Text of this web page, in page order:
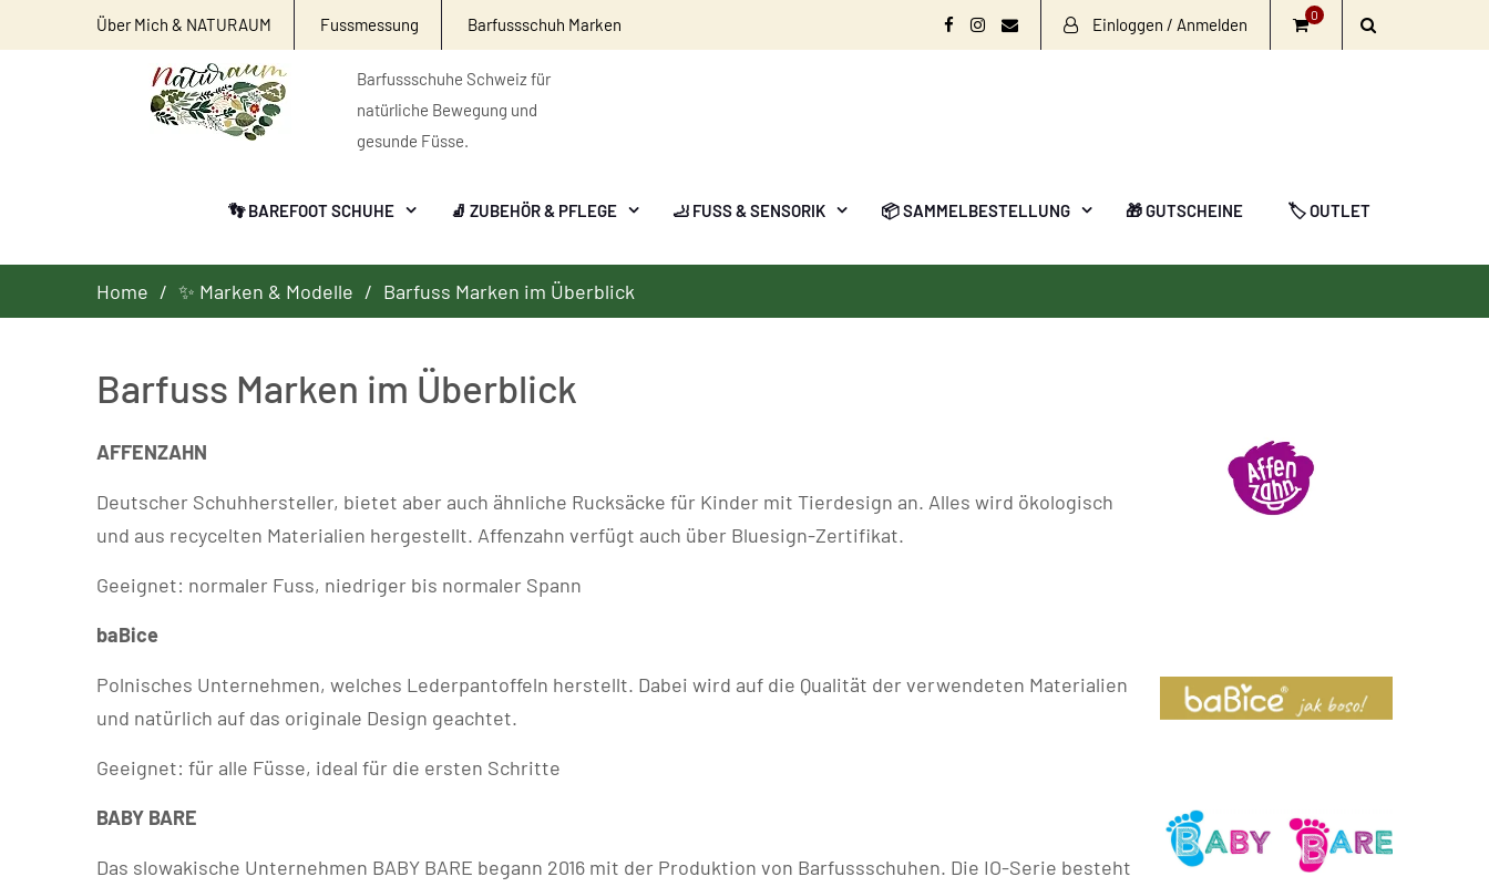
Über Mich & NATURAUM Fussmessung Barfussschuh Marken Einloggen / Anmelden 0
Barfussschuhe Schweiz für
natürliche Bewegung und
gesunde Füsse.
👣 BAREFOOT SCHUHE 🧦 ZUBEHÖR & PFLEGE 🦶 FUSS & SENSORIK 📦 SAMMELBESTELLUNG 🎁 GUTSCHEINE 🏷️ OUTLET
Home ✨ Marken & Modelle Barfuss Marken im Überblick
Barfuss Marken im Überblick
AFFENZAHN
Deutscher Schuhhersteller, bietet aber auch ähnliche Rucksäcke für Kinder mit Tierdesign an. Alles wird ökologisch
und aus recycelten Materialien hergestellt. Affenzahn verfügt auch über Bluesign-Zertifikat.
Geeignet: normaler Fuss, niedriger bis normaler Spann
baBice
Polnisches Unternehmen, welches Lederpantoffeln herstellt. Dabei wird auf die Qualität der verwendeten Materialien
und natürlich auf das originale Design geachtet.
Geeignet: für alle Füsse, ideal für die ersten Schritte
BABY BARE
Das slowakische Unternehmen BABY BARE begann 2016 mit der Produktion von Barfussschuhen. Die IO-Serie besteht